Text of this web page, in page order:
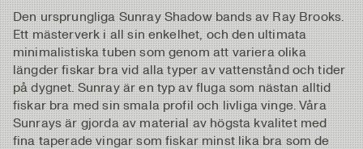
Den ursprungliga Sunray Shadow bands av Ray Brooks.
Ett mästerverk i all sin enkelhet, och den ultimata
minimalistiska tuben som genom att variera olika
längder fiskar bra vid alla typer av vattenstånd och tider
på dygnet. Sunray är en typ av fluga som nästan alltid
fiskar bra med sin smala profil och livliga vinge. Våra
Sunrays är gjorda av material av högsta kvalitet med
fina taperade vingar som fiskar minst lika bra som de